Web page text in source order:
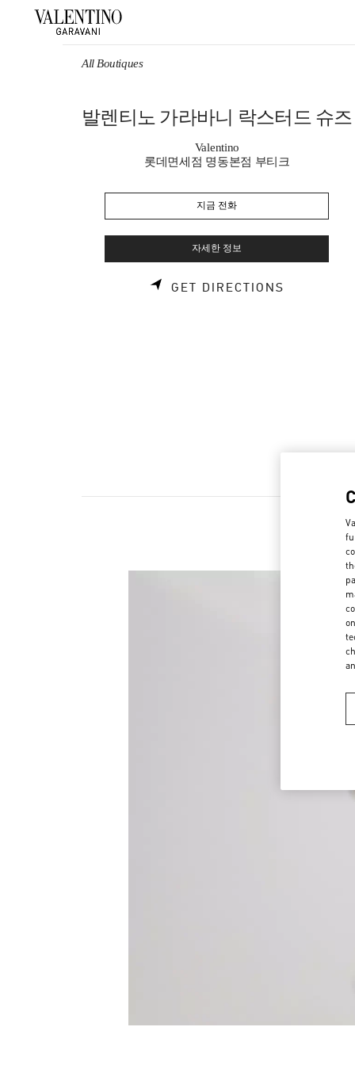
All Boutiques
발렌티노 가라바니 락스터드 슈즈
Valentino
롯데면세점 명동본점 부티크
지금 전화
자세한 정보
GET DIRECTIONS